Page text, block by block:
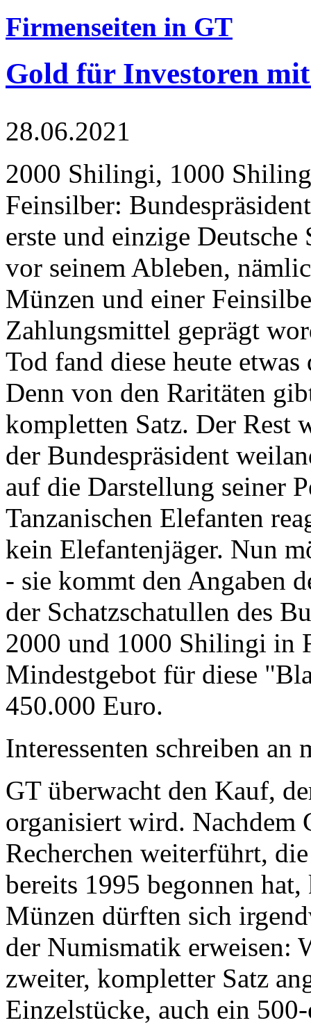
Firmenseiten in GT
Gold für Investoren
28.06.2021
2000 Shilingi, 1000
Feinsilber:
erste und einzige Deutsche
vor seinem Ableben,
Münzen und einer
Zahlungsmittel geprägt
Tod fand diese heute
Denn von den Raritäten
kompletten Satz. Der Rest
der Bundespräsident
auf die Darstellung seiner
Tanzanischen Elefanten
kein Elefantenjäger. Nun
- sie kommt den Angaben
der Schatzschatullen des
2000 und 1000 Shilingi in
Mindestgebot für diese
450.000 Euro.
Interessenten schreiben
GT überwacht den Kauf,
organisiert wird. Nachdem
Recherchen weiterführt,
bereits 1995 begonnen
Münzen dürften sich
der Numismatik erweisen:
zweiter, kompletter Satz
Einzelstücke, auch ein